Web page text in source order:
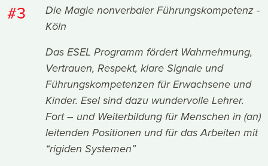
#3
Die Magie nonverbaler Führungskompetenz -
Köln
Das ESEL Programm fördert Wahrnehmung,
Vertrauen, Respekt, klare Signale und
Führungskompetenzen für Erwachsene und
Kinder. Esel sind dazu wundervolle Lehrer.
Fort – und Weiterbildung für Menschen in (an)
leitenden Positionen und für das Arbeiten mit
“rigiden Systemen”